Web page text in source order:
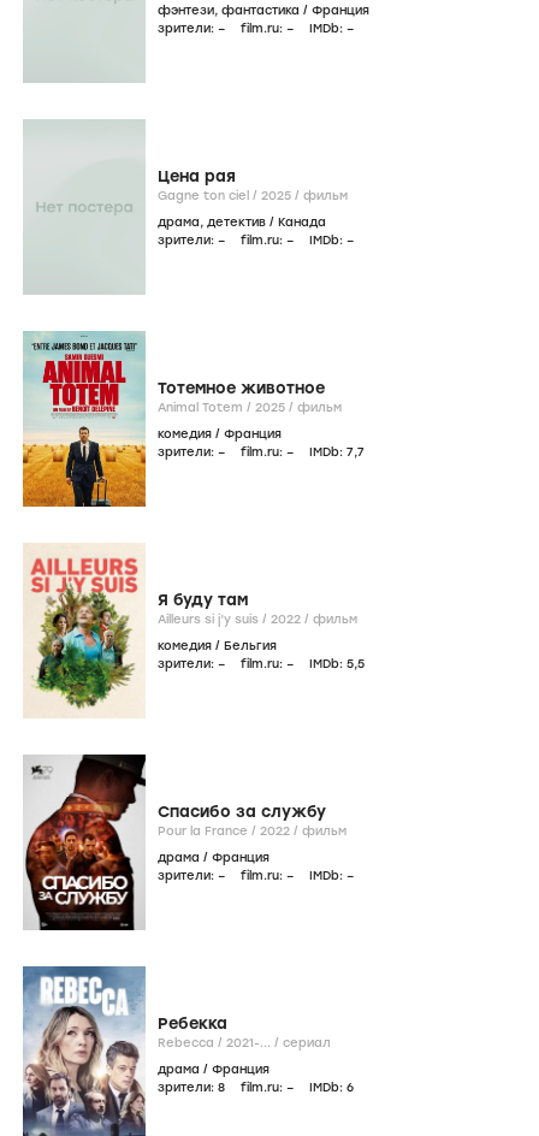
фэнтези, фантастика / Франция
зрители: – film.ru: – IMDb: –
Цена рая
Gagne ton ciel / 2025 / фильм
драма, детектив / Канада
зрители: – film.ru: – IMDb: –
Тотемное животное
Animal Totem / 2025 / фильм
комедия / Франция
зрители: – film.ru: – IMDb: 7,7
Я буду там
Ailleurs si j’y suis / 2022 / фильм
комедия / Бельгия
зрители: – film.ru: – IMDb: 5,5
Спасибо за службу
Pour la France / 2022 / фильм
драма / Франция
зрители: – film.ru: – IMDb: –
Ребекка
Rebecca / 2021-... / сериал
драма / Франция
зрители: 8 film.ru: – IMDb: 6